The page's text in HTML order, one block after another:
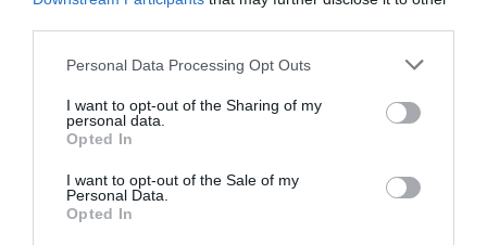
Please note that this website/app uses one or more Google
not limited to your visit or usage behaviour. You may click to
grant or deny consent to Google and its third-party tags to
use your data for below specified purposes in below Google
consent section.
Personal Data Processing Opt Outs
I want to opt-out of the Sharing of my
personal data.
Opted In
I want to opt-out of the Sale of my
Personal Data.
Opted In